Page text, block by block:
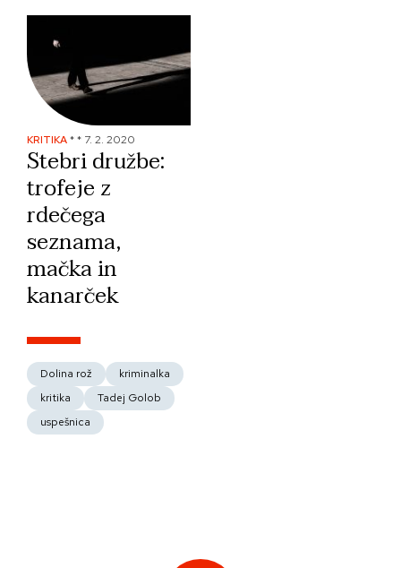
KRITIKA** 7. 2. 2020
Stebri družbe:
trofeje z
rdečega
seznama,
mačka in
kanarček
Dolina rož
kriminalka
kritika
Tadej Golob
uspešnica